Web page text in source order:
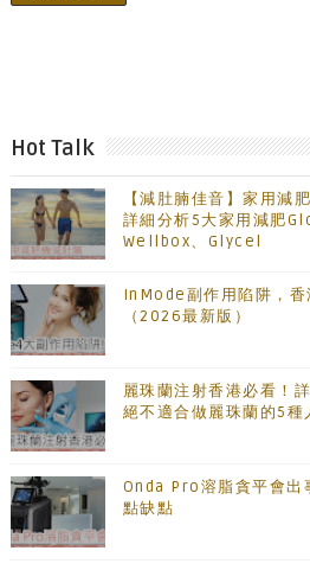
Hot Talk
【減肚腩佳音】家用減
詳細分析5大家用減肥
Wellbox、Glycel
InMode副作用陷阱，香
（2026最新版）
麗珠蘭注射香港必看！
絕不適合做麗珠蘭的5種
Onda Pro溶脂貪平會出
點缺點